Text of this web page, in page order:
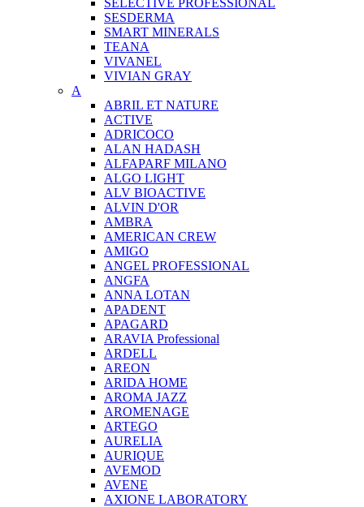
SELECTIVE PROFESSIONAL
SESDERMA
SMART MINERALS
TEANA
VIVANEL
VIVIAN GRAY
A
ABRIL ET NATURE
ACTIVE
ADRICOCO
ALAN HADASH
ALFAPARF MILANO
ALGO LIGHT
ALV BIOACTIVE
ALVIN D'OR
AMBRA
AMERICAN CREW
AMIGO
ANGEL PROFESSIONAL
ANGFA
ANNA LOTAN
APADENT
APAGARD
ARAVIA Professional
ARDELL
AREON
ARIDA HOME
AROMA JAZZ
AROMENAGE
ARTEGO
AURELIA
AURIQUE
AVEMOD
AVENE
AXIONE LABORATORY